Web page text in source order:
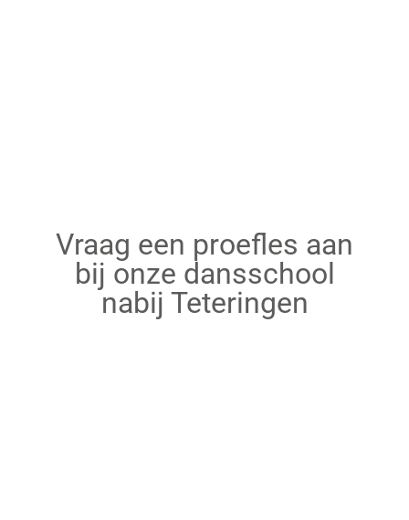
Vraag een proefles aan
bij onze dansschool
nabij Teteringen